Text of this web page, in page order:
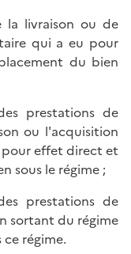
livraison ou de
qui a eu pour
du bien
prestations de
ou l'acquisition
effet direct et
sous le régime ;
prestations de
sortant du régime
régime.